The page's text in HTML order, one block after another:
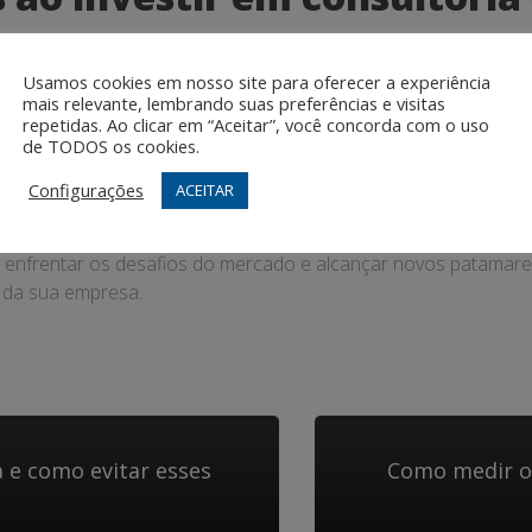
você pode esperar resultados tangíveis e mensuráveis
e da satisfação do cliente, a consultoria pode
investir em
pode ser a chave para o sucesso e o crescimento do seu
os desafios do mercado e alcançar novos
sua empresa.
como evitar esses
Como medir
Usamos cookies em nosso site para oferecer a experiência
mais relevante, lembrando suas preferências e visitas
repetidas. Ao clicar em “Aceitar”, você concorda com o uso
de TODOS os cookies.
Configurações
ACEITAR